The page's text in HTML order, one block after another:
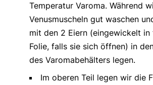
Temperatur Varoma. Während
Venusmuscheln gut waschen
mit den 2 Eiern (eingewickelt in
Folie, falls sie sich öffnen) in
des Varomabehälters legen.
Im oberen Teil legen wir die